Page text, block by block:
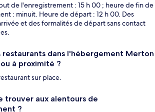
de l'enregistrement : 15 h 00 ; heure de fin de
: minuit. Heure de départ : 12 h 00. Des
et des formalités de départ sans contact
restaurants dans l'hébergement Merton
à proximité ?
sur place.
trouver aux alentours de
?